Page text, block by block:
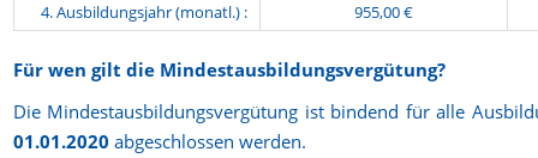
4. Ausbildungsjahr (monatl.) :
955,00 €
Für wen gilt die Mindestausbildungsvergütung?
Die Mindestausbildungsvergütung ist bindend für alle
01.01.2020 abgeschlossen werden.